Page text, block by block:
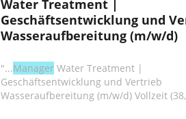
Water Treatment |
Geschäftsentwicklung und
Wasseraufbereitung (m/w/d)
"...Manager Water Treatment |
Geschäftsentwicklung und Vertrieb
Wasseraufbereitung (m/w/d) Vollzeit